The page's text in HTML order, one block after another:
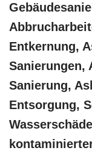
Entkernung,
Sanierungen,
Sanierung,
Entsorgung,